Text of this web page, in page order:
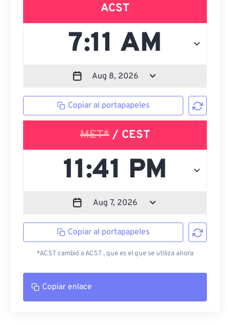
ACST
Copiar al portapapeles
MET* / CEST
Copiar al portapapeles
*ACST cambió a ACST , que es el que se utiliza ahora
Copiar enlace